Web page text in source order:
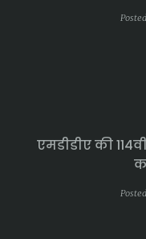
एमडीडीए की